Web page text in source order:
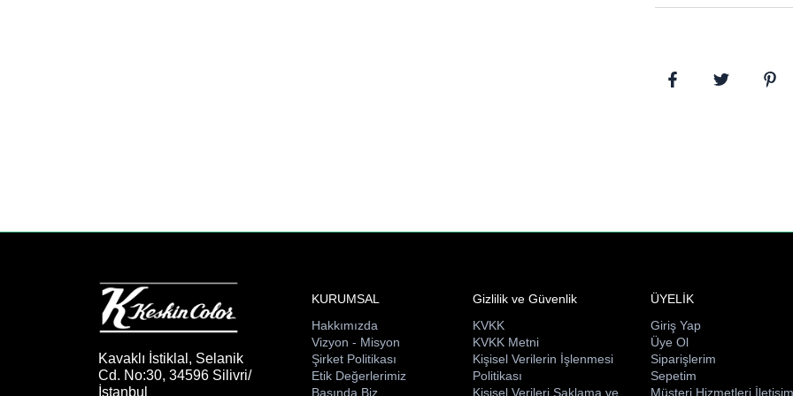
Kavaklı İstiklal, Selanik
Cd. No:30, 34596 Silivri/
İstanbul
KURUMSAL
Hakkımızda
Vizyon - Misyon
Şirket Politikası
Etik Değerlerimiz
Basında Biz
Gizlilik ve Güvenlik
KVKK
KVKK Metni
Kişisel Verilerin İşlenmesi
Politikası
Kişisel Verileri Saklama ve
ÜYELİK
Giriş Yap
Üye Ol
Siparişlerim
Sepetim
Müşteri Hizmetleri İletişim